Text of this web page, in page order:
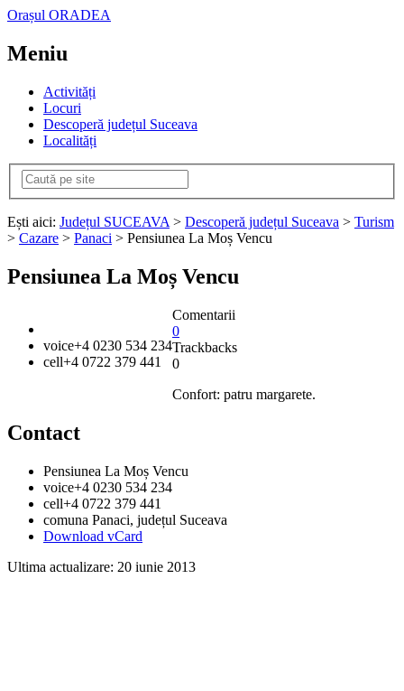
Orașul ORADEA
Meniu
Activități
Locuri
Descoperă județul Suceava
Localități
Ești aici: Județul SUCEAVA> Descoperă județul Suceava > Turism
> Cazare > Panaci > Pensiunea La Moș Vencu
Pensiunea La Moș Vencu
voice+4 0230 534 234
cell+4 0722 379 441
Comentarii
0
Trackbacks
0
Confort: patru margarete.
Contact
Pensiunea La Moș Vencu
voice+4 0230 534 234
cell+4 0722 379 441
comuna Panaci, județul Suceava
Download vCard
Ultima actualizare: 20 iunie 2013